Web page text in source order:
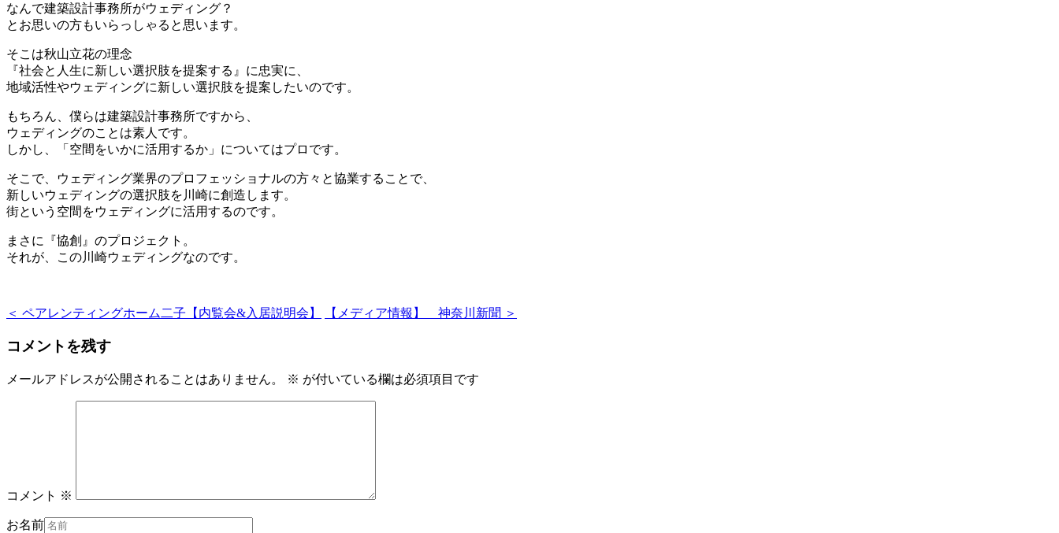
なんで建築設計事務所がウェディング？
とお思いの方もいらっしゃると思います。
そこは秋山立花の理念
『社会と人生に新しい選択肢を提案する』に忠実に、
地域活性やウェディングに新しい選択肢を提案したいのです。
もちろん、僕らは建築設計事務所ですから、
ウェディングのことは素人です。
しかし、「空間をいかに活用するか」についてはプロです。
そこで、ウェディング業界のプロフェッショナルの方々と協業することで、
新しいウェディングの選択肢を川崎に創造します。
街という空間をウェディングに活用するのです。
まさに『協創』のプロジェクト。
それが、この川崎ウェディングなのです。
＜ ペアレンティングホーム二子【内覧会&入居説明会】 【メディア情報】 神奈川新聞 ＞
コメントを残す
メールアドレスが公開されることはありません。 ※ が付いている欄は必須項目です
コメント ※
お名前